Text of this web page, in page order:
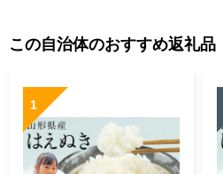
この自治体のおすすめ返礼品
1